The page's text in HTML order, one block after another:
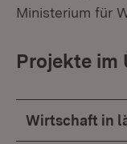
Ministerium für
Projekte im
Wirtschaft in